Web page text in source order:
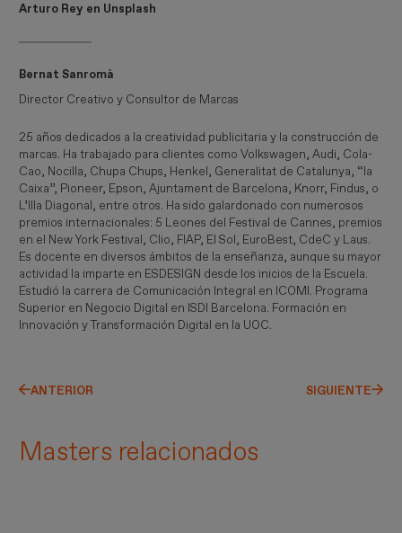
Arturo Rey en Unsplash
Bernat Sanromà
Director Creativo y Consultor de Marcas
25 años dedicados a la creatividad publicitaria y la construcción de
marcas. Ha trabajado para clientes como Volkswagen, Audi, Cola-
Cao, Nocilla, Chupa Chups, Henkel, Generalitat de Catalunya, “la
Caixa”, Pioneer, Epson, Ajuntament de Barcelona, Knorr, Findus, o
L’Illa Diagonal, entre otros. Ha sido galardonado con numerosos
premios internacionales: 5 Leones del Festival de Cannes, premios
en el New York Festival, Clio, FIAP, El Sol, EuroBest, CdeC y Laus.
Es docente en diversos ámbitos de la enseñanza, aunque su mayor
actividad la imparte en ESDESIGN desde los inicios de la Escuela.
Estudió la carrera de Comunicación Integral en ICOMI. Programa
Superior en Negocio Digital en ISDI Barcelona. Formación en
Innovación y Transformación Digital en la UOC.
ANTERIOR SIGUIENTE
Masters relacionados